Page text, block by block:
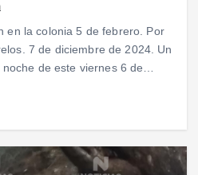
en la colonia 5 de febrero. Por
7 de diciembre de 2024. Un
de este viernes 6 de…